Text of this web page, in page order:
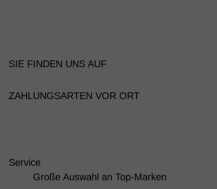
SIE FINDEN UNS AUF
ZAHLUNGSARTEN VOR ORT
Service
Große Auswahl an Top-Marken